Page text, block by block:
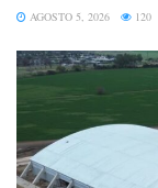
AGOSTO 5, 2026 120